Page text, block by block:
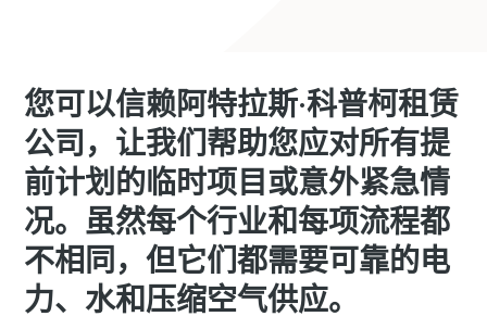
您可以信赖阿特拉斯·科普柯租赁
公司，让我们帮助您应对所有提
前计划的临时项目或意外紧急情
况。虽然每个行业和每项流程都
不相同，但它们都需要可靠的电
力、水和压缩空气供应。